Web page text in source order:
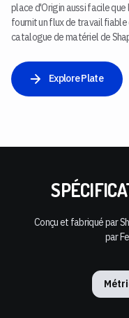
place d'Origin aussi facile
fournit un flux de travail
catalogue de matériel de
Explore Plate
Conçu et fabriqué par
par